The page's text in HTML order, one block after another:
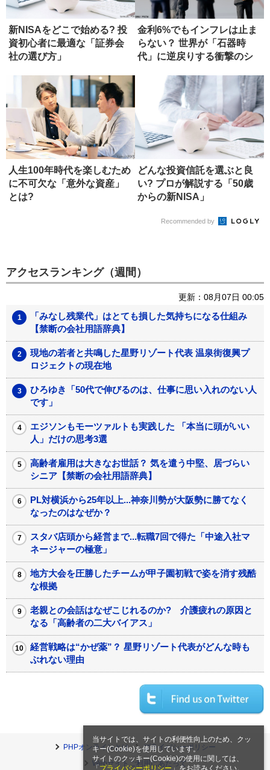
当サイトでは、サイトの利便性向上のため、クッ
キー(Cookie)を使用しています。
サイトのクッキー(Cookie)の使用に関しては、
「 プライバシーポリシー 」をお読みください。
新NISAをどこで始める? 投
資初心者に最適な「証券会
社の選び方」
金利6%でもインフレは止ま
らない？ 世界が「石器時
代」に逆戻りする衝撃のシ
人生100年時代を楽しむため
に不可欠な「意外な資産」
とは?
どんな投資信託を選ぶと良
い? プロが解説する「50歳
からの新NISA」
Recommended by
アクセスランキング（週間）
更新：08月07日 00:05
「みなし残業代」はとても損した気持ちになる仕組み
【禁断の会社用語辞典】
現地の若者と共鳴した星野リゾート代表 温泉街復興プ
ロジェクトの現在地
ひろゆき「50代で伸びるのは、仕事に思い入れのない人
です」
エジソンもモーツァルトも実践した 「本当に頭がいい
人」だけの思考3選
高齢者雇用は大きなお世話？ 気を遣う中堅、居づらい
シニア【禁断の会社用語辞典】
PL対横浜から25年以上...神奈川勢が大阪勢に勝てなく
なったのはなぜか？
スタバ店頭から経営まで...転職7回で得た「中途入社マ
ネージャーの極意」
地方大会を圧勝したチームが甲子園初戦で姿を消す残酷
な根拠
老親との会話はなぜこじれるのか? 介護疲れの原因と
なる「高齢者の二大バイアス」
経営戦略は“かぜ薬”？ 星野リゾート代表がどんな時も
ぶれない理由
PHPオンラインとは
プライバシーポリシー
Webサイトご利用にあたって